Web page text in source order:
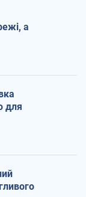
а
для